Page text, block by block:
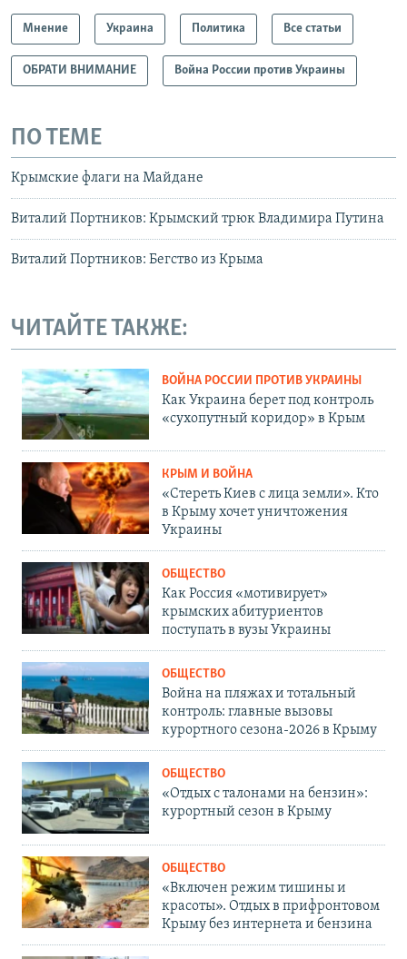
Мнение Украина Политика Все статьи
ОБРАТИ ВНИМАНИЕ Война России против Украины
ПО ТЕМЕ
Крымские флаги на Майдане
Виталий Портников: Крымский трюк Владимира Путина
Виталий Портников: Бегство из Крыма
ЧИТАЙТЕ ТАКЖЕ:
ВОЙНА РОССИИ ПРОТИВ УКРАИНЫ
Как Украина берет под контроль
«сухопутный коридор» в Крым
КРЫМ И ВОЙНА
«Стереть Киев с лица земли». Кто
в Крыму хочет уничтожения
Украины
ОБЩЕСТВО
Как Россия «мотивирует»
крымских абитуриентов
поступать в вузы Украины
ОБЩЕСТВО
Война на пляжах и тотальный
контроль: главные вызовы
курортного сезона-2026 в Крыму
ОБЩЕСТВО
«Отдых с талонами на бензин»:
курортный сезон в Крыму
ОБЩЕСТВО
«Включен режим тишины и
красоты». Отдых в прифронтовом
Крыму без интернета и бензина